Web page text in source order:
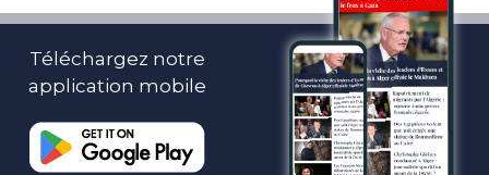
Téléchargez notre
application mobile